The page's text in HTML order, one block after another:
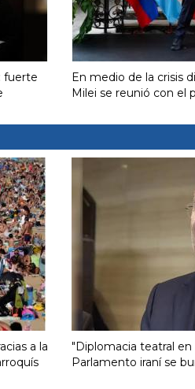
fuerte
En medio de la crisis
Milei se reunió con el
a la
"Diplomacia teatral
Parlamento iraní se